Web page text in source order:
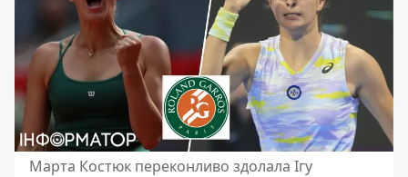
Марта Костюк переконливо здолала Ігу